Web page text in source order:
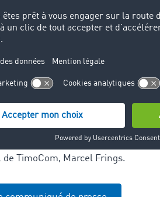
dans l'application de TimoCom.
est l'intégration de
TomTom Telematics.
forme de transport, même en
leur solution de navigation ou
des activités de
vide permet également de
TimoCom, Marcel Frings.